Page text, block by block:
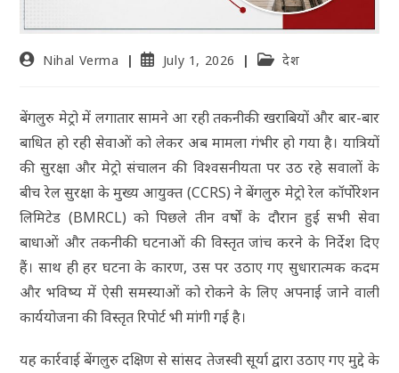
Nihal Verma July 1, 2026 देश
बेंगलुरु मेट्रो में लगातार सामने आ रही तकनीकी खराबियों और बार-बार
बाधित हो रही सेवाओं को लेकर अब मामला गंभीर हो गया है। यात्रियों
की सुरक्षा और मेट्रो संचालन की विश्वसनीयता पर उठ रहे सवालों के
बीच रेल सुरक्षा के मुख्य आयुक्त (CCRS) ने बेंगलुरु मेट्रो रेल कॉर्पोरेशन
लिमिटेड (BMRCL) को पिछले तीन वर्षों के दौरान हुई सभी सेवा
बाधाओं और तकनीकी घटनाओं की विस्तृत जांच करने के निर्देश दिए
हैं। साथ ही हर घटना के कारण, उस पर उठाए गए सुधारात्मक कदम
और भविष्य में ऐसी समस्याओं को रोकने के लिए अपनाई जाने वाली
कार्ययोजना की विस्तृत रिपोर्ट भी मांगी गई है।
यह कार्रवाई बेंगलुरु दक्षिण से सांसद तेजस्वी सूर्या द्वारा उठाए गए मुद्दे के